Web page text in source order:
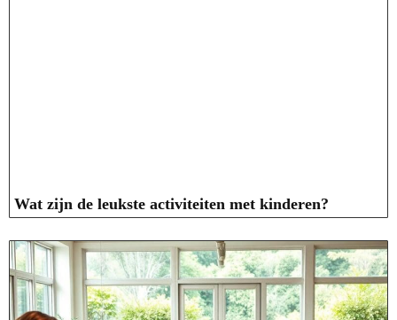
Wat zijn de leukste activiteiten met kinderen?